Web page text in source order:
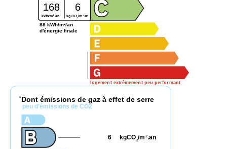
logement extrêmement peu performant
168 6
kWh/m 2 .an kg CO2/m2.an
88 kWh/m²/an
d'énergie finale
* Dont émissions de gaz à effet de serre
peu d'émissions de CO2
kgCO2/m 2.an
6